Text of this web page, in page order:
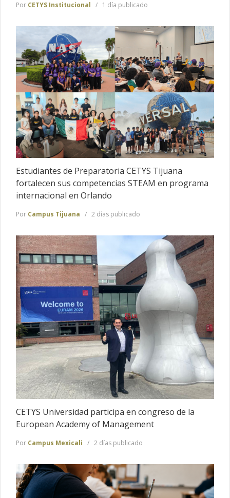
Por CETYS Institucional 1 día publicado
Estudiantes de Preparatoria CETYS Tijuana
fortalecen sus competencias STEAM en programa
internacional en Orlando
Por Campus Tijuana 2 días publicado
CETYS Universidad participa en congreso de la
European Academy of Management
Por Campus Mexicali 2 días publicado